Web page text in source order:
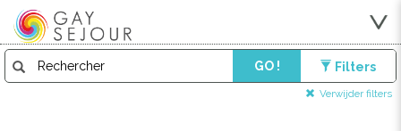
GO ! Filters
Verwijder filters